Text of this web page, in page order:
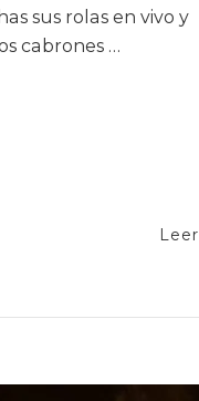
sus rolas en vivo y
cabrones …
Leer